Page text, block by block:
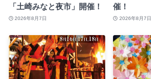
「土崎みなと夜市」開催！
2026年8月7日
催！
2026年8月7日